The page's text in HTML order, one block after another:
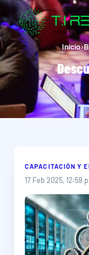
Inicio›
CAPACITACIÓN Y
17 Feb 2025, 12:59